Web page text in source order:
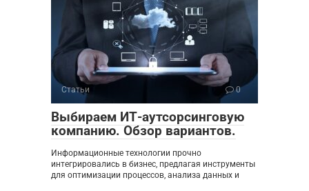
Статьи 0
Выбираем ИТ-аутсорсинговую
компанию. Обзор вариантов.
Информационные технологии прочно
интегрировались в бизнес, предлагая инструменты
для оптимизации процессов, анализа данных и